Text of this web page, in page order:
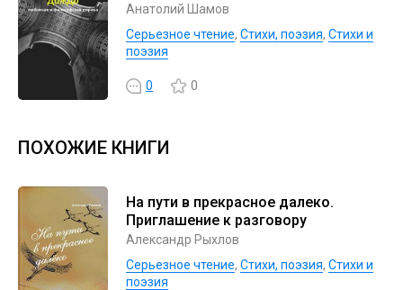
Анатолий Шамов
Серьезное чтение, Cтихи, поэзия, Стихи и
поэзия
0 0
ПОХОЖИЕ КНИГИ
На пути в прекрасное далеко.
Приглашение к разговору
Александр Рыхлов
Серьезное чтение, Cтихи, поэзия, Стихи и
поэзия